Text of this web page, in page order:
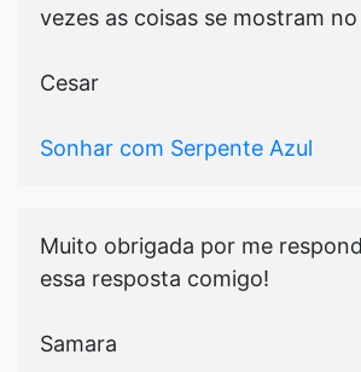
vezes as coisas se mostram
Cesar
Sonhar com Serpente Azul
Muito obrigada por me
essa resposta comigo!
Samara